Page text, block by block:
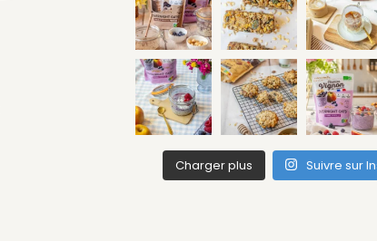
Charger plus Suivre sur